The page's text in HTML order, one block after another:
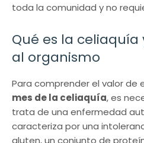
toda la comunidad y no
Qué es la
al organismo
Para comprender el valor de
mes de la celiaquía, es
trata de una enfermedad
caracteriza por una
gluten, un conjunto de